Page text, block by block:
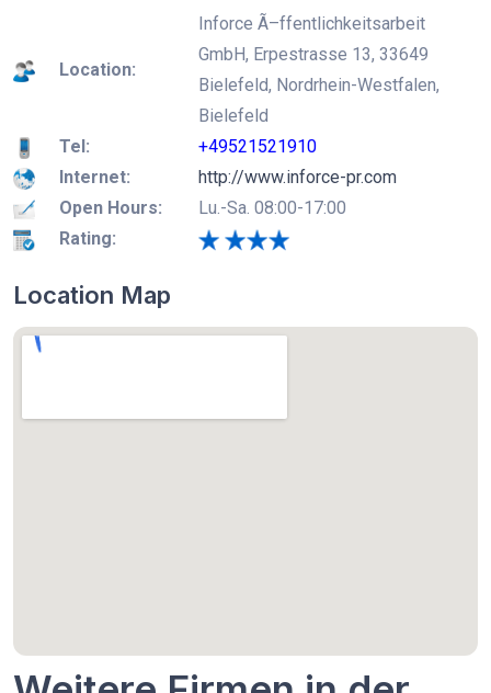
Location:
Inforce Ã–ffentlichkeitsarbeit
GmbH, Erpestrasse 13, 33649
Bielefeld, Nordrhein-Westfalen,
Bielefeld
Tel:
+49521521910
Internet:
http://www.inforce-pr.com
Open Hours:
Lu.-Sa. 08:00-17:00
Rating:
Location Map